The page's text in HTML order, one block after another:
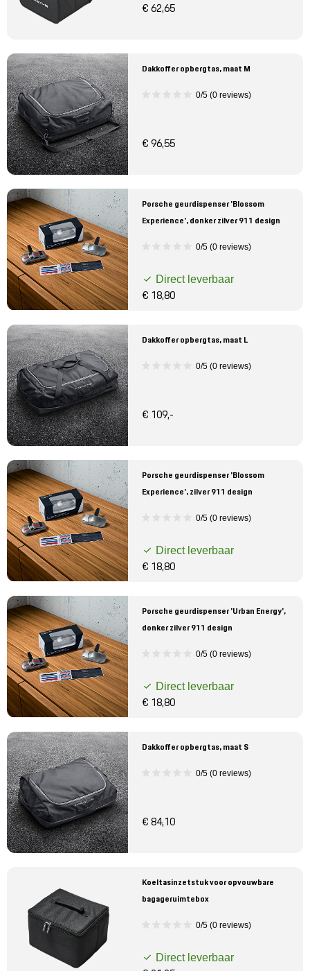
€ 62,65
Dakkoffer opbergtas, maat M
0/5 (0 reviews)
€ 96,55
Porsche geurdispenser 'Blossom
Experience', donker zilver 911 design
0/5 (0 reviews)
Direct leverbaar
€ 18,80
Dakkoffer opbergtas, maat L
0/5 (0 reviews)
€ 109,-
Porsche geurdispenser 'Blossom
Experience', zilver 911 design
0/5 (0 reviews)
Direct leverbaar
€ 18,80
Porsche geurdispenser 'Urban Energy',
donker zilver 911 design
0/5 (0 reviews)
Direct leverbaar
€ 18,80
Dakkoffer opbergtas, maat S
0/5 (0 reviews)
€ 84,10
Koeltasinzetstuk voor opvouwbare
bagageruimtebox
0/5 (0 reviews)
Direct leverbaar